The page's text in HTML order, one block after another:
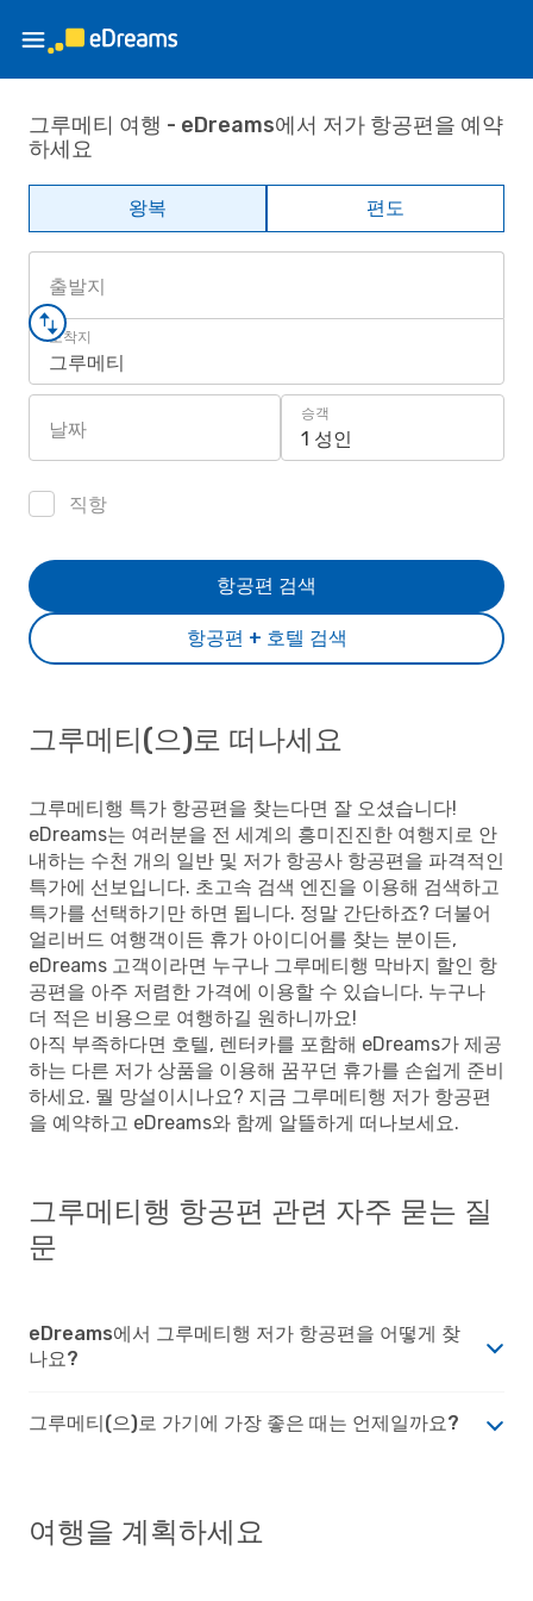
그루메티 여행 - eDreams에서 저가 항공편을 예약
하세요
왕복 편도
출발지
도착지
그루메티
날짜
승객
1 성인
직항
항공편 + 호텔 검색
항공편 검색
그루메티(으)로 떠나세요
그루메티행 특가 항공편을 찾는다면 잘 오셨습니다!
eDreams는 여러분을 전 세계의 흥미진진한 여행지로 안
내하는 수천 개의 일반 및 저가 항공사 항공편을 파격적인
특가에 선보입니다. 초고속 검색 엔진을 이용해 검색하고
특가를 선택하기만 하면 됩니다. 정말 간단하죠? 더불어
얼리버드 여행객이든 휴가 아이디어를 찾는 분이든,
eDreams 고객이라면 누구나 그루메티행 막바지 할인 항
공편을 아주 저렴한 가격에 이용할 수 있습니다. 누구나
더 적은 비용으로 여행하길 원하니까요!
아직 부족하다면 호텔, 렌터카를 포함해 eDreams가 제공
하는 다른 저가 상품을 이용해 꿈꾸던 휴가를 손쉽게 준비
하세요. 뭘 망설이시나요? 지금 그루메티행 저가 항공편
을 예약하고 eDreams와 함께 알뜰하게 떠나보세요.
그루메티행 항공편 관련 자주 묻는 질
문
eDreams에서 그루메티행 저가 항공편을 어떻게 찾
나요?
그루메티(으)로 가기에 가장 좋은 때는 언제일까요?
여행을 계획하세요